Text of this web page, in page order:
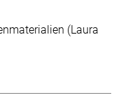
(Laura